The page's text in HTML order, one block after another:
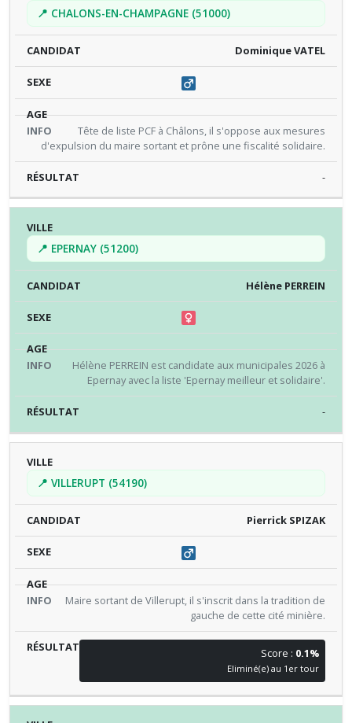
📍 CHALONS-EN-CHAMPAGNE (51000)
Dominique VATEL
Tête de liste PCF à Châlons, il s'oppose aux mesures
d'expulsion du maire sortant et prône une fiscalité solidaire.
-
📍 EPERNAY (51200)
Hélène PERREIN
Hélène PERREIN est candidate aux municipales 2026 à
Epernay avec la liste 'Epernay meilleur et solidaire'.
-
📍 VILLERUPT (54190)
Pierrick SPIZAK
Maire sortant de Villerupt, il s'inscrit dans la tradition de
gauche de cette cité minière.
Score : 0.1%
Eliminé(e) au 1er tour